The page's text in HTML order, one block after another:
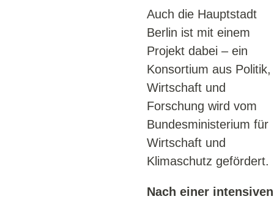
Auch die Hauptstadt
Berlin ist mit einem
Projekt dabei – ein
Konsortium aus Politik,
Wirtschaft und
Forschung wird vom
Bundesministerium für
Wirtschaft und
Klimaschutz gefördert.
Nach einer intensiven